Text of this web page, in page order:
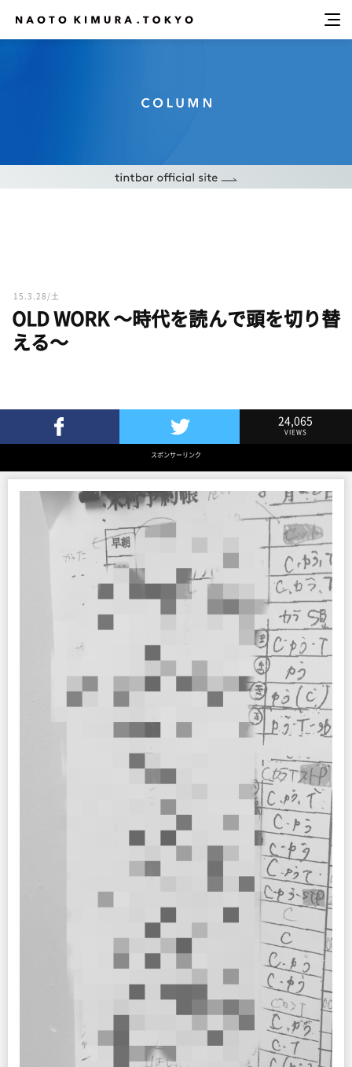
15.3.28/土
OLD WORK 〜時代を読んで頭を切り替
える〜
Twitterでツイート
24,065
VIEWS
スポンサーリンク